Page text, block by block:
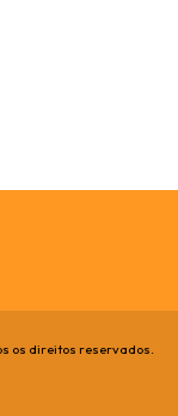
os direitos reservados.